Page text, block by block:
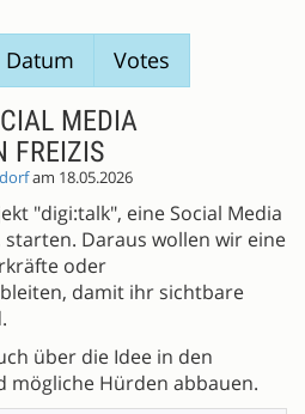
Datum Votes
MEDIA
FREIZIS
am 18.05.2026
"digi:talk", eine Social Media
starten. Daraus wollen wir eine
oder
damit ihr sichtbare
über die Idee in den
mögliche Hürden abbauen.